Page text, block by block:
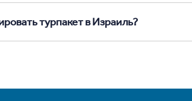
турпакет в Израиль?